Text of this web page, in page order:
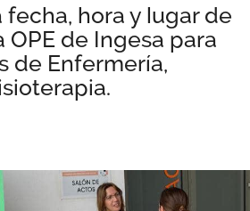
fecha, hora y lugar de
OPE de Ingesa para
de Enfermería,